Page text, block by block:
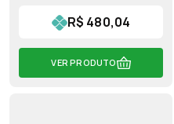
R$ 480,04
VER PRODUTO